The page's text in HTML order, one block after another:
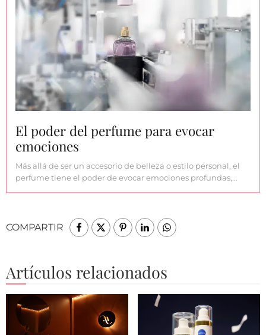
El poder del perfume para evocar
emociones
Más allá de ser un accesorio de belleza o estilo personal, el
perfume tiene el poder de evocar emociones profundas,…
COMPARTIR
Artículos relacionados